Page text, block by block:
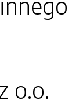
o.o.